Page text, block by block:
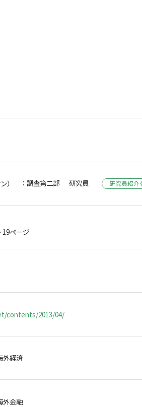
） ：調査第二部 研究員 研究員紹介
ページ
contents/2013/04/
外経済
外金融